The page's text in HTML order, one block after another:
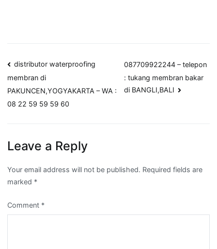
Post
navigation
distributor waterproofing
membran di
PAKUNCEN,YOGYAKARTA – WA :
08 22 59 59 59 60
087709922244 – telepon
: tukang membran bakar
di BANGLI,BALI
Leave a Reply
Your email address will not be published. Required fields are
marked *
Comment *